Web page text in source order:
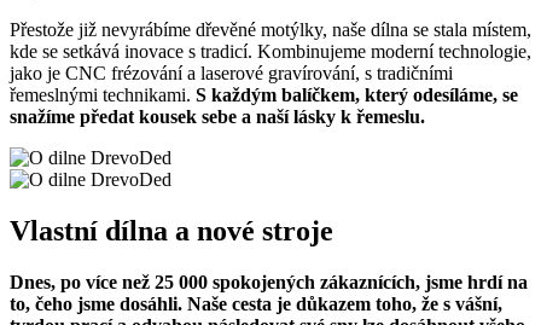
Přestože již nevyrábíme dřevěné motýlky, naše dílna se stala místem,
kde se setkává inovace s tradicí. Kombinujeme moderní technologie,
jako je CNC frézování a laserové gravírování, s tradičními
řemeslnými technikami. S každým balíčkem, který odesíláme, se
snažíme předat kousek sebe a naší lásky k řemeslu.
Vlastní dílna a nové stroje
Dnes, po více než 25 000 spokojených zákaznících, jsme hrdí na
to, čeho jsme dosáhli. Naše cesta je důkazem toho, že s vášní,